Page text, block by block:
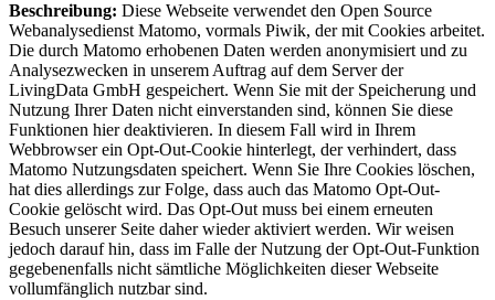
Beschreibung: Diese Webseite verwendet den Open Source
Webanalysedienst Matomo, vormals Piwik, der mit Cookies arbeitet.
Die durch Matomo erhobenen Daten werden anonymisiert und zu
Analysezwecken in unserem Auftrag auf dem Server der
LivingData GmbH gespeichert. Wenn Sie mit der Speicherung und
Nutzung Ihrer Daten nicht einverstanden sind, können Sie diese
Funktionen hier deaktivieren. In diesem Fall wird in Ihrem
Webbrowser ein Opt-Out-Cookie hinterlegt, der verhindert, dass
Matomo Nutzungsdaten speichert. Wenn Sie Ihre Cookies löschen,
hat dies allerdings zur Folge, dass auch das Matomo Opt-Out-
Cookie gelöscht wird. Das Opt-Out muss bei einem erneuten
Besuch unserer Seite daher wieder aktiviert werden. Wir weisen
jedoch darauf hin, dass im Falle der Nutzung der Opt-Out-Funktion
gegebenenfalls nicht sämtliche Möglichkeiten dieser Webseite
vollumfänglich nutzbar sind.